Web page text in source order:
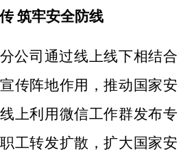
筑牢安全防线
公司通过线上线下相结合
传阵地作用，推动国家安
上利用微信工作群发布专
工转发扩散，扩大国家安